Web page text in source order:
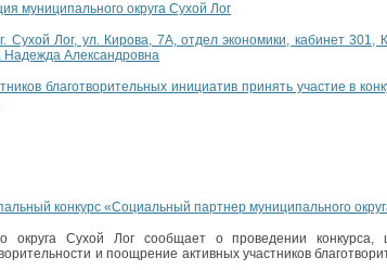
муниципального округа Сухой Лог
Сухой Лог, ул. Кирова, 7А, отдел экономики, кабинет
Надежда Александровна
благотворительных инициатив принять участие в
конкурс «Социальный партнер муниципального
округа Сухой Лог сообщает о проведении
и поощрение активных участников